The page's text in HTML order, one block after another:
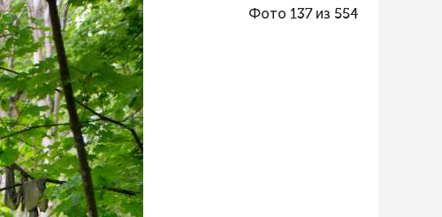
Фото 137 из 554